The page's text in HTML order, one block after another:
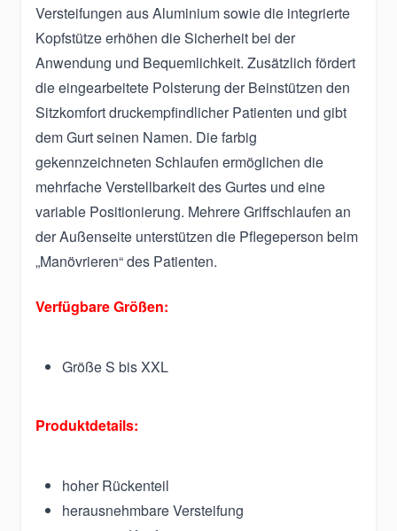
Versteifungen aus Aluminium sowie die integrierte
Kopfstütze erhöhen die Sicherheit bei der
Anwendung und Bequemlichkeit. Zusätzlich fördert
die eingearbeitete Polsterung der Beinstützen den
Sitzkomfort druckempfindlicher Patienten und gibt
dem Gurt seinen Namen. Die farbig
gekennzeichneten Schlaufen ermöglichen die
mehrfache Verstellbarkeit des Gurtes und eine
variable Positionierung. Mehrere Griffschlaufen an
der Außenseite unterstützen die Pflegeperson beim
„Manövrieren“ des Patienten.
Verfügbare Größen:
Größe S bis XXL
Produktdetails:
hoher Rückenteil
herausnehmbare Versteifung